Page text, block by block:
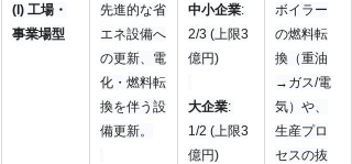
(I) 工場・
事業場型
先進的な省
エネ設備へ
の更新、電
化・燃料転
換を伴う設
備更新。
中小企業:
2/3 (上限3
億円)
大企業:
1/2 (上限3
億円)
ボイラー
の燃料転
換（重油
→ガス/電
気）や、
生産プロ
セスの抜